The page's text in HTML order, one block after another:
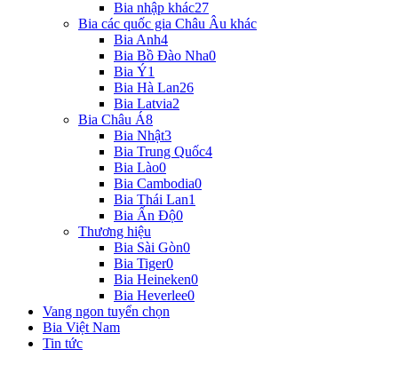
Bia nhập khác27
Bia các quốc gia Châu Âu khác
Bia Anh4
Bia Bồ Đào Nha0
Bia Ý1
Bia Hà Lan26
Bia Latvia2
Bia Châu Á8
Bia Nhật3
Bia Trung Quốc4
Bia Lào0
Bia Cambodia0
Bia Thái Lan1
Bia Ấn Độ0
Thương hiệu
Bia Sài Gòn0
Bia Tiger0
Bia Heineken0
Bia Heverlee0
Vang ngon tuyển chọn
Bia Việt Nam
Tin tức